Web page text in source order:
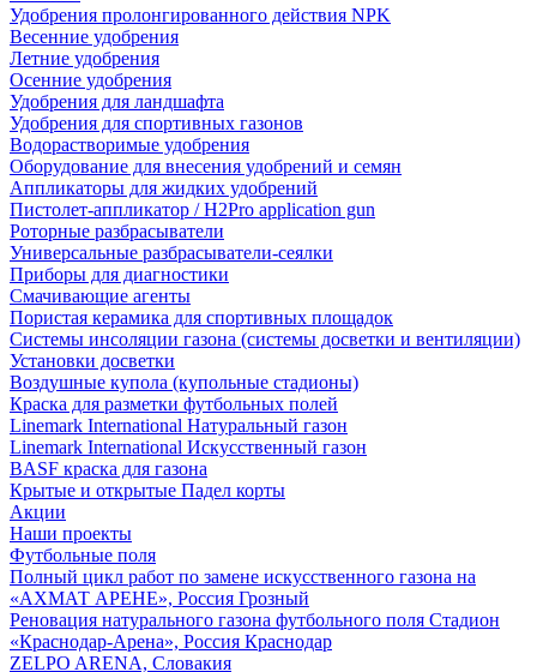
Удобрения пролонгированного действия NPK
Весенние удобрения
Летние удобрения
Осенние удобрения
Удобрения для ландшафта
Удобрения для спортивных газонов
Водорастворимые удобрения
Оборудование для внесения удобрений и семян
Аппликаторы для жидких удобрений
Пистолет-аппликатор / H2Pro application gun
Роторные разбрасыватели
Универсальные разбрасыватели-сеялки
Приборы для диагностики
Смачивающие агенты
Пористая керамика для спортивных площадок
Системы инсоляции газона (системы досветки и вентиляции)
Установки досветки
Воздушные купола (купольные стадионы)
Краска для разметки футбольных полей
Linemark International Натуральный газон
Linemark International Искусственный газон
BASF краска для газона
Крытые и открытые Падел корты
Акции
Наши проекты
Футбольные поля
Полный цикл работ по замене искусственного газона на
«АХМАТ АРЕНЕ», Россия Грозный
Реновация натурального газона футбольного поля Стадион
«Краснодар-Арена», Россия Краснодар
ZELPO ARENA, Словакия